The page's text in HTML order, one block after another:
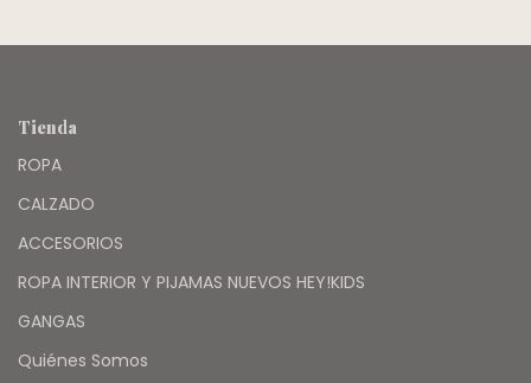
Tienda
ROPA
CALZADO
ACCESORIOS
ROPA INTERIOR Y PIJAMAS NUEVOS HEY!KIDS
GANGAS
Quiénes Somos